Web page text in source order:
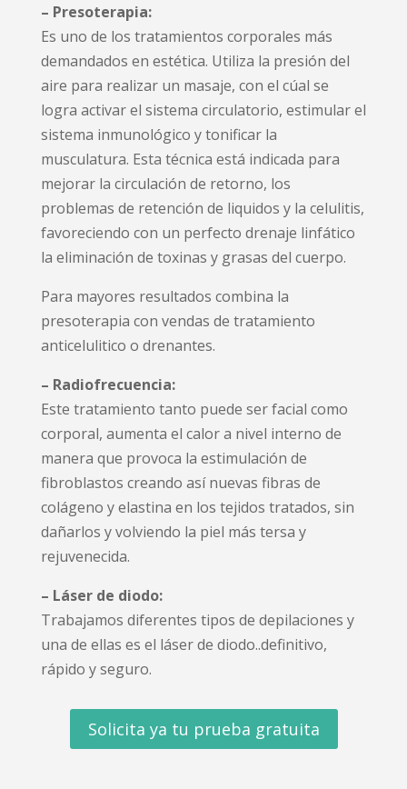
– Presoterapia:
Es uno de los tratamientos corporales más
demandados en estética. Utiliza la presión del
aire para realizar un masaje, con el cúal se
logra activar el sistema circulatorio, estimular el
sistema inmunológico y tonificar la
musculatura. Esta técnica está indicada para
mejorar la circulación de retorno, los
problemas de retención de liquidos y la celulitis,
favoreciendo con un perfecto drenaje linfático
la eliminación de toxinas y grasas del cuerpo.
Para mayores resultados combina la
presoterapia con vendas de tratamiento
anticelulitico o drenantes.
– Radiofrecuencia:
Este tratamiento tanto puede ser facial como
corporal, aumenta el calor a nivel interno de
manera que provoca la estimulación de
fibroblastos creando así nuevas fibras de
colágeno y elastina en los tejidos tratados, sin
dañarlos y volviendo la piel más tersa y
rejuvenecida.
– Láser de diodo:
Trabajamos diferentes tipos de depilaciones y
una de ellas es el láser de diodo..definitivo,
rápido y seguro.
Solicita ya tu prueba gratuita